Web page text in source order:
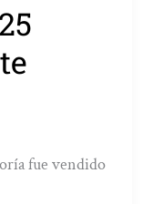
fue vendido